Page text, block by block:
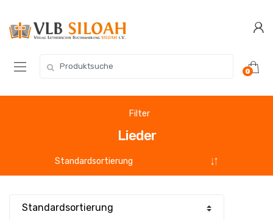
Navigation
springen
Inhalt
springen
nach:
0
Filter
Lieder